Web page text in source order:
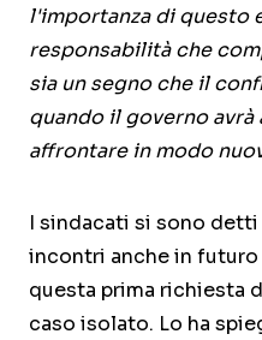
l'importanza di questo
responsabilità che
sia un segno che il
quando il governo
affrontare in modo
I sindacati si sono
incontri anche in
questa prima richiesta
caso isolato. Lo ha